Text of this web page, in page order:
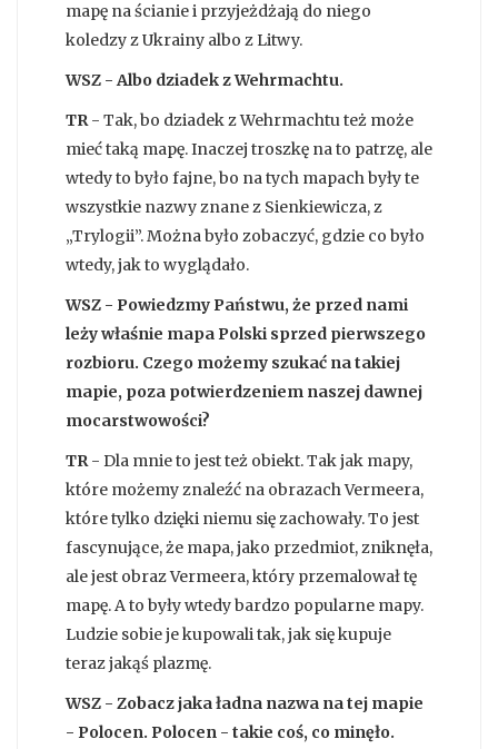
mapę na ścianie i przyjeżdżają do niego
koledzy z Ukrainy albo z Litwy.
WSZ - Albo dziadek z Wehrmachtu.
TR- Tak, bo dziadek z Wehrmachtu też może
mieć taką mapę. Inaczej troszkę na to patrzę, ale
wtedy to było fajne, bo na tych mapach były te
wszystkie nazwy znane z Sienkiewicza, z
„Trylogii”. Można było zobaczyć, gdzie co było
wtedy, jak to wyglądało.
WSZ - Powiedzmy Państwu, że przed nami
leży właśnie mapa Polski sprzed pierwszego
rozbioru. Czego możemy szukać na takiej
mapie, poza potwierdzeniem naszej dawnej
mocarstwowości?
TR- Dla mnie to jest też obiekt. Tak jak mapy,
które możemy znaleźć na obrazach Vermeera,
które tylko dzięki niemu się zachowały. To jest
fascynujące, że mapa, jako przedmiot, zniknęła,
ale jest obraz Vermeera, który przemalował tę
mapę. A to były wtedy bardzo popularne mapy.
Ludzie sobie je kupowali tak, jak się kupuje
teraz jakąś plazmę.
WSZ - Zobacz jaka ładna nazwa na tej mapie
- Polocen. Polocen - takie coś, co minęło.